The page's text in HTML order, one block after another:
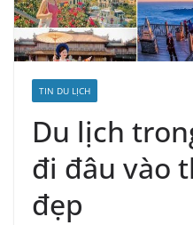
TIN DU LỊCH
Du lịch
đi đâu vào
đẹp